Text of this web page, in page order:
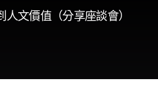
文價值（分享座談會）